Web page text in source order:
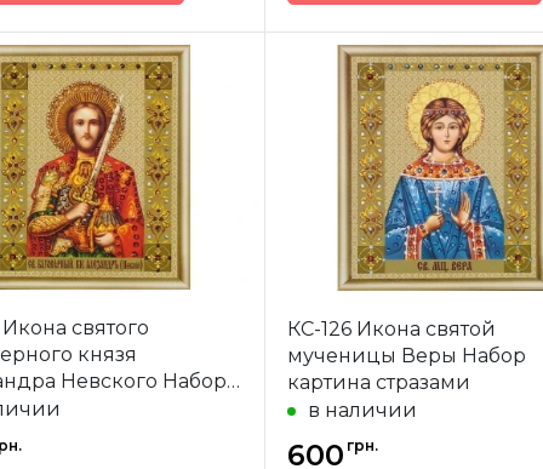
Dream Art
Украина
35х46 см
квадраные
акриловые
Страна-
производитель
Зашивка
Размер
святого
князя
Невского Набор
стразами
КС-126 Икона святой
мученицы Веры Набор
картина стразами
в наличии
600 грн.